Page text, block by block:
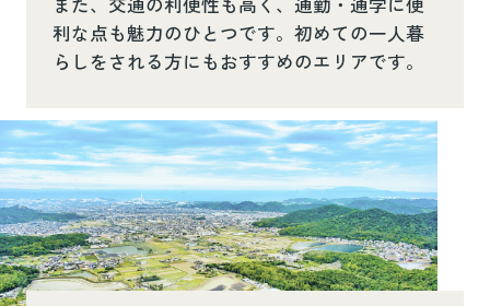
利な点も魅力のひとつです。初めての一人暮
らしをされる方にもおすすめのエリアです。